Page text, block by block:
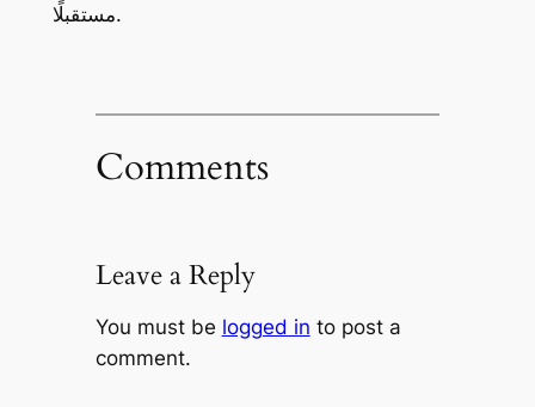
مستقبلًا.
Comments
Leave a Reply
You must be logged in to post a
comment.